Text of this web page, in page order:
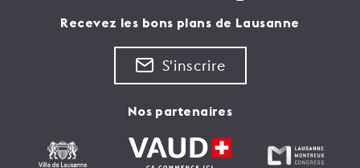
Recevez les bons plans de Lausanne
S'inscrire
Nos partenaires